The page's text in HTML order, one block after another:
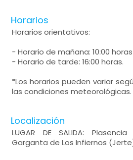
Horarios
Horarios orientativos:
- Horario de mañana: 10:00 horas
- Horario de tarde: 16:00 horas.
*Los horarios pueden variar
las condiciones meteorológicas.
Localización
LUGAR DE SALIDA:
Garganta de Los Infiernos